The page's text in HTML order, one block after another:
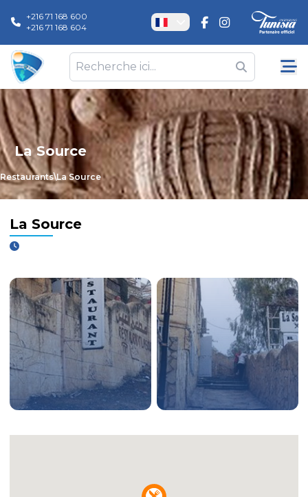
+216 71 168 600
+216 71 168 604
La Source
Restaurants\La Source
La Source